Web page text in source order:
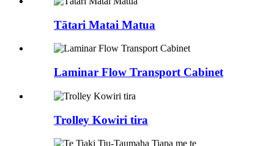
Tātari Matai Matua
Laminar Flow Transport Cabinet
Trolley Kowiri tira